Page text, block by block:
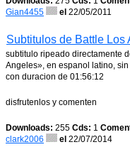
Gian4455
el 22/05/2011
Subtitulos de Battle Los
subtitulo ripeado directamente
Angeles», en espanol latino,
con duracion de 01:56:12
disfrutenlos y comenten
Downloads: 255 Cds: 1
clark2006
el 22/07/2014